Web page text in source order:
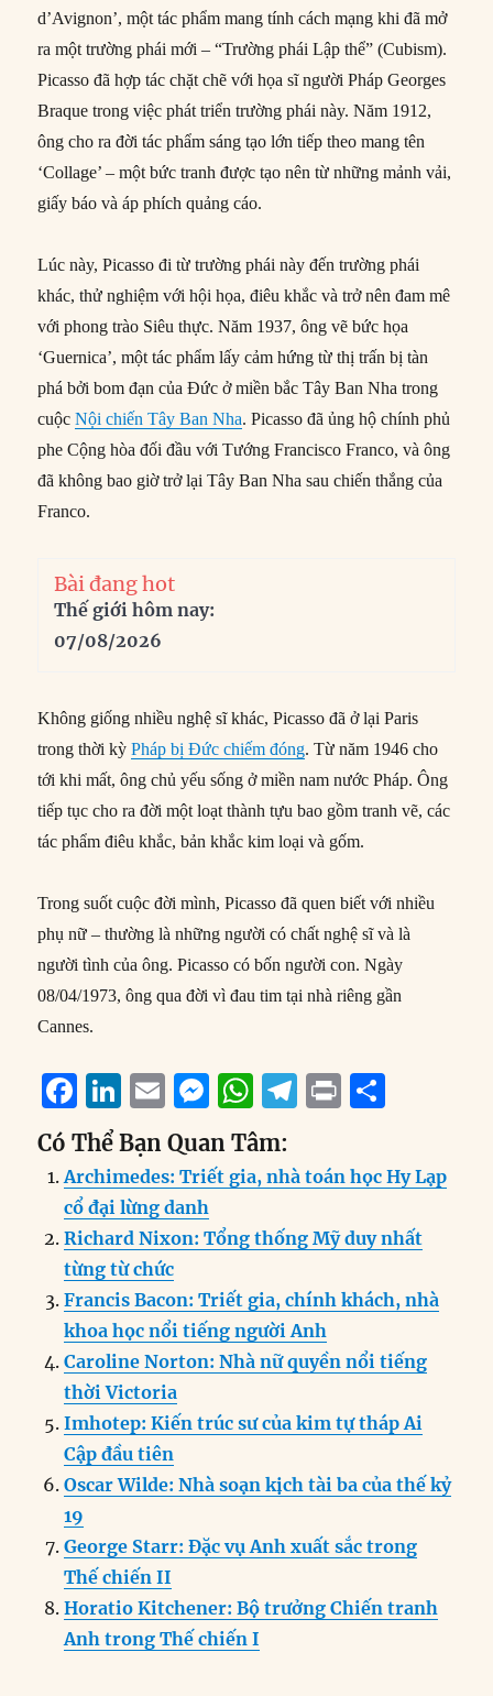
d’Avignon’, một tác phẩm mang tính cách mạng khi đã mở
ra một trường phái mới – “Trường phái Lập thể” (Cubism).
Picasso đã hợp tác chặt chẽ với họa sĩ người Pháp Georges
Braque trong việc phát triển trường phái này. Năm 1912,
ông cho ra đời tác phẩm sáng tạo lớn tiếp theo mang tên
‘Collage’ – một bức tranh được tạo nên từ những mảnh vải,
giấy báo và áp phích quảng cáo.
Lúc này, Picasso đi từ trường phái này đến trường phái
khác, thử nghiệm với hội họa, điêu khắc và trở nên đam mê
với phong trào Siêu thực. Năm 1937, ông vẽ bức họa
‘Guernica’, một tác phẩm lấy cảm hứng từ thị trấn bị tàn
phá bởi bom đạn của Đức ở miền bắc Tây Ban Nha trong
cuộcNội chiến Tây Ban Nha. Picasso đã ủng hộ chính phủ
phe Cộng hòa đối đầu với Tướng Francisco Franco, và ông
đã không bao giờ trở lại Tây Ban Nha sau chiến thắng của
Franco.
Bài đang hot
Thế giới hôm nay:
07/08/2026
Không giống nhiều nghệ sĩ khác, Picasso đã ở lại Paris
trong thời kỳPháp bị Đức chiếm đóng. Từ năm 1946 cho
tới khi mất, ông chủ yếu sống ở miền nam nước Pháp. Ông
tiếp tục cho ra đời một loạt thành tựu bao gồm tranh vẽ, các
tác phẩm điêu khắc, bản khắc kim loại và gốm.
Trong suốt cuộc đời mình, Picasso đã quen biết với nhiều
phụ nữ – thường là những người có chất nghệ sĩ và là
người tình của ông. Picasso có bốn người con. Ngày
08/04/1973, ông qua đời vì đau tim tại nhà riêng gần
Cannes.
F
a
c
e
b
o
o
k
Li
n
k
e
d
I
n
E
m
ai
l
M
ss
e
n
er
W
h
at
s
A
p
T
e
g
r
m
P
n
t
a
re
Có Thể Bạn Quan Tâm:
Archimedes: Triết gia, nhà toán học Hy Lạp
cổ đại lừng danh
Richard Nixon: Tổng thống Mỹ duy nhất
từng từ chức
Francis Bacon: Triết gia, chính khách, nhà
khoa học nổi tiếng người Anh
Caroline Norton: Nhà nữ quyền nổi tiếng
thời Victoria
Imhotep: Kiến trúc sư của kim tự tháp Ai
Cập đầu tiên
Oscar Wilde: Nhà soạn kịch tài ba của thế kỷ
19
George Starr: Đặc vụ Anh xuất sắc trong
Thế chiến II
Horatio Kitchener: Bộ trưởng Chiến tranh
Anh trong Thế chiến I